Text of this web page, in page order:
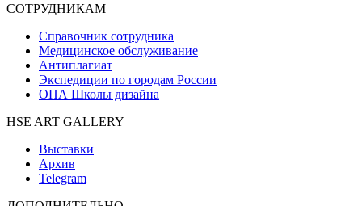
СОТРУДНИКАМ
Справочник сотрудника
Медицинское обслуживание
Антиплагиат
Экспедиции по городам России
ОПА Школы дизайна
HSE ART GALLERY
Выставки
Архив
Telegram